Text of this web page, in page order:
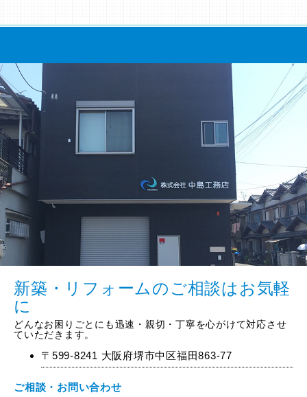
新築・リフォームのご相談はお気軽
に
どんなお困りごとにも迅速・親切・丁寧を心がけて対応させ
ていただきます。
〒599-8241 大阪府堺市中区福田863-77
ご相談・お問い合わせ